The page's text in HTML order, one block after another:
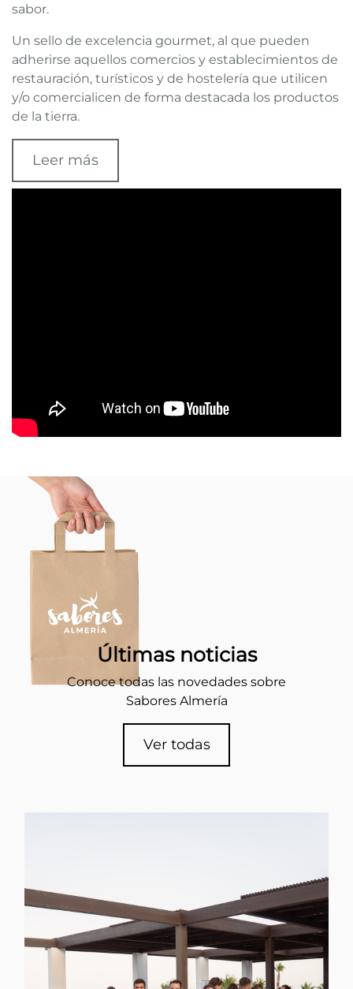
sabor.
Un sello de excelencia gourmet, al que pueden
adherirse aquellos comercios y establecimientos de
restauración, turísticos y de hostelería que utilicen
y/o comercialicen de forma destacada los productos
de la tierra.
Leer más
Últimas noticias
Conoce todas las novedades sobre
Sabores Almería
Ver todas